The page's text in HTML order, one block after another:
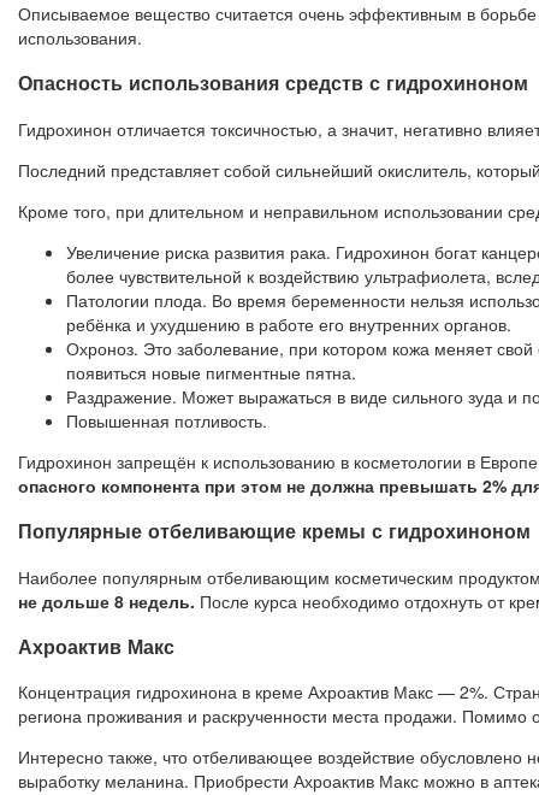
Описываемое вещество считается очень эффективным в
использования.
Опасность использования средств с гидрохиноном
Гидрохинон отличается токсичностью, а значит, негативно
Последний представляет собой сильнейший окислитель,
Кроме того, при длительном и неправильном использовании
Увеличение риска развития рака. Гидрохинон богат
более чувствительной к воздействию ультрафиолета,
Патологии плода. Во время беременности нельзя
ребёнка и ухудшению в работе его внутренних органов.
Охроноз. Это заболевание, при котором кожа меняет свой
появиться новые пигментные пятна.
Раздражение. Может выражаться в виде сильного зуда и
Повышенная потливость.
Гидрохинон запрещён к использованию в косметологии в
опасного компонента при этом не должна превышать 2%
Популярные отбеливающие кремы с гидрохиноном
Наиболее популярным отбеливающим косметическим
не дольше 8 недель. После курса необходимо отдохнуть от
Ахроактив Макс
Концентрация гидрохинона в креме Ахроактив Макс — 2%.
региона проживания и раскрученности места продажи.
Интересно также, что отбеливающее воздействие обусловлено
выработку меланина. Приобрести Ахроактив Макс можно в